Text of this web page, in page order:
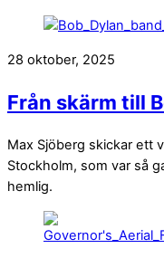
28 oktober, 2025
Från skärm till
Max Sjöberg skickar ett
Stockholm, som var så
hemlig.